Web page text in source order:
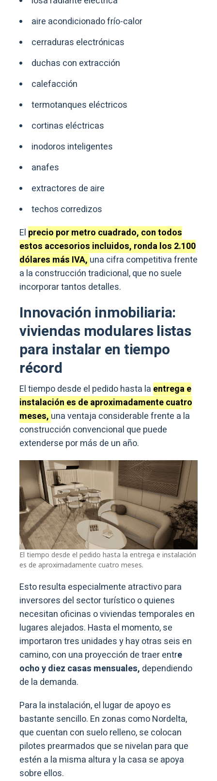
aire acondicionado frío-calor
cerraduras electrónicas
duchas con extracción
calefacción
termotanques eléctricos
cortinas eléctricas
inodoros inteligentes
anafes
extractores de aire
techos corredizos
El precio por metro cuadrado, con todos
estos accesorios incluidos, ronda los 2.100
dólares más IVA, una cifra competitiva frente
a la construcción tradicional, que no suele
incorporar tantos detalles.
Innovación inmobiliaria:
viviendas modulares listas
para instalar en tiempo
récord
El tiempo desde el pedido hasta la entrega e
instalación es de aproximadamente cuatro
meses, una ventaja considerable frente a la
construcción convencional que puede
extenderse por más de un año.
El tiempo desde el pedido hasta la entrega e instalación
es de aproximadamente cuatro meses.
Esto resulta especialmente atractivo para
inversores del sector turístico o quienes
necesitan oficinas o viviendas temporales en
lugares alejados. Hasta el momento, se
importaron tres unidades y hay otras seis en
camino, con una proyección de traer entre
ocho y diez casas mensuales, dependiendo
de la demanda.
Para la instalación, el lugar de apoyo es
bastante sencillo. En zonas como Nordelta,
que cuentan con suelo relleno, se colocan
pilotes prearmados que se nivelan para que
estén a la misma altura y la casa se apoya
sobre ellos.